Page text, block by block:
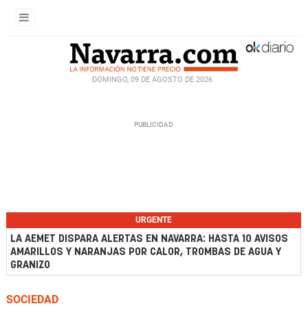
DOMINGO, 09 DE AGOSTO DE 2026
URGENTE
LA AEMET DISPARA ALERTAS EN NAVARRA: HASTA 10 AVISOS
AMARILLOS Y NARANJAS POR CALOR, TROMBAS DE AGUA Y
GRANIZO
SOCIEDAD